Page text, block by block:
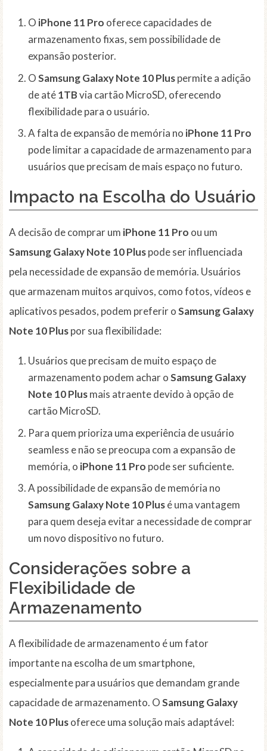
O iPhone 11 Pro oferece capacidades de
armazenamento fixas, sem possibilidade de
expansão posterior.
OSamsung Galaxy Note 10 Pluspermite a adição
de até1TBvia cartão MicroSD, oferecendo
flexibilidade para o usuário.
A falta de expansão de memória no iPhone 11 Pro
pode limitar a capacidade de armazenamento para
usuários que precisam de mais espaço no futuro.
Impacto na Escolha do Usuário
A decisão de comprar um iPhone 11 Pro ou um
Samsung Galaxy Note 10 Pluspode ser influenciada
pela necessidade de expansão de memória. Usuários
que armazenam muitos arquivos, como fotos, vídeos e
aplicativos pesados, podem preferir oSamsung Galaxy
Note 10 Pluspor sua flexibilidade:
Usuários que precisam de muito espaço de
armazenamento podem achar oSamsung Galaxy
Note 10 Plusmais atraente devido à opção de
cartão MicroSD.
Para quem prioriza uma experiência de usuário
seamless e não se preocupa com a expansão de
memória, o iPhone 11 Pro pode ser suficiente.
A possibilidade de expansão de memória no
Samsung Galaxy Note 10 Plusé uma vantagem
para quem deseja evitar a necessidade de comprar
um novo dispositivo no futuro.
Considerações sobre a
Flexibilidade de
Armazenamento
A flexibilidade de armazenamento é um fator
importante na escolha de um smartphone,
especialmente para usuários que demandam grande
capacidade de armazenamento. OSamsung Galaxy
Note 10 Plusoferece uma solução mais adaptável: